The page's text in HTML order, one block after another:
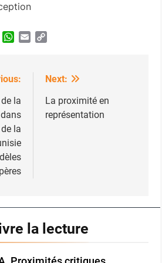
Mastodon
WhatsApp
Email
la
la
Next:
La proximité en
représentation
la lecture